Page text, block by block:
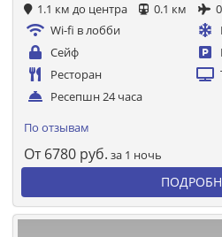
1.1 км до центра 0.1 км
Wi-fi в лобби
Сейф
Ресторан
Ресепшн 24 часа
По отзывам
От 6780 руб. за 1 ночь